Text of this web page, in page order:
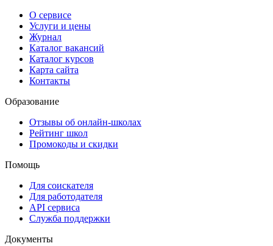
О сервисе
Услуги и цены
Журнал
Каталог вакансий
Каталог курсов
Карта сайта
Контакты
Образование
Отзывы об онлайн-школах
Рейтинг школ
Промокоды и скидки
Помощь
Для соискателя
Для работодателя
API сервиса
Служба поддержки
Документы